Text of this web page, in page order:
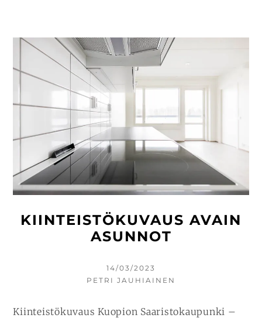
KIINTEISTÖKUVAUS AVAIN
ASUNNOT
KIRJOITETTU
14/03/2023
KIRJOITTAJA
PETRI JAUHIAINEN
Kiinteistökuvaus Kuopion Saaristokaupunki –